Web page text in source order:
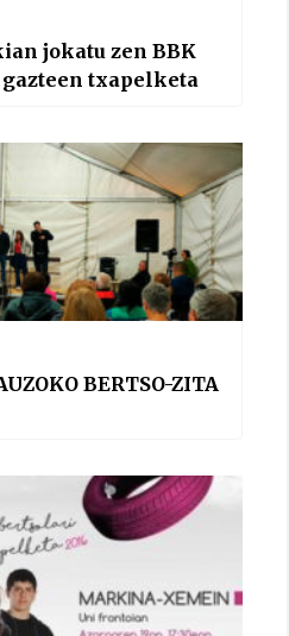
jokatu zen BBK
txapelketa
BERTSO-ZITA